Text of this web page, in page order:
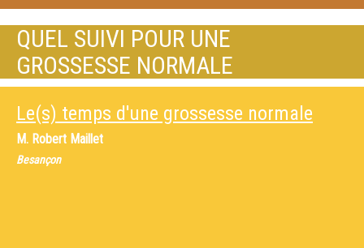
QUEL SUIVI POUR UNE
GROSSESSE NORMALE
Le(s) temps d'une grossesse normale
M. Robert Maillet
Besançon